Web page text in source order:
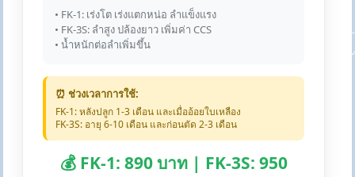
• FK-1: เร่งโต เร่งแตกหน่อ ลำแข็งแรง
• FK-3S: ลำสูง ปล้องยาว เพิ่มค่า CCS
• น้ำหนักต่อลำเพิ่มขึ้น
⏰ ช่วงเวลาการใช้:
FK-1: หลังปลูก 1-3 เดือน และเมื่ออ้อยใบเหลือง
FK-3S: อายุ 6-10 เดือน และก่อนตัด 2-3 เดือน
💰 FK-1: 890 บาท | FK-3S: 950